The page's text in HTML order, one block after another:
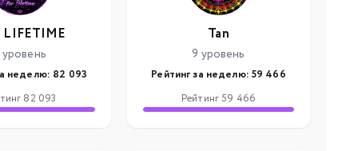
LIFETIME
неделю: 82 093
82 093
Tan
9 уровень
Рейтинг за неделю: 59 466
Рейтинг 59 466